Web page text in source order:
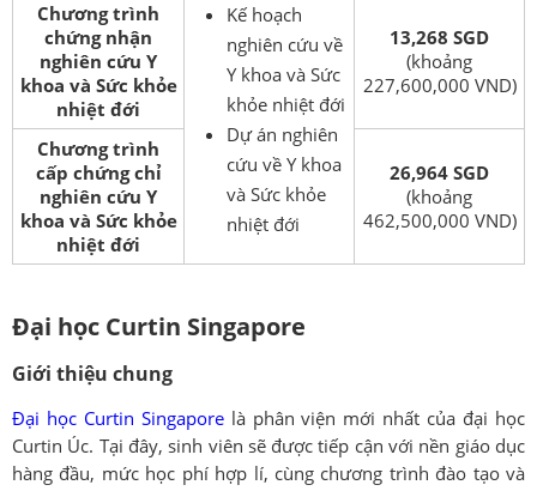
Chương trình
chứng nhận
nghiên cứu Y
khoa và Sức khỏe
nhiệt đới
Kế hoạch
nghiên cứu về
Y khoa và Sức
khỏe nhiệt đới
Dự án nghiên
cứu về Y khoa
và Sức khỏe
nhiệt đới
13,268 SGD
(khoảng
227,600,000 VND)
Chương trình
cấp chứng chỉ
nghiên cứu Y
khoa và Sức khỏe
nhiệt đới
26,964 SGD
(khoảng
462,500,000 VND)
Đại học Curtin Singapore
Giới thiệu chung
Đại học Curtin Singaporelà phân viện mới nhất của đại học
Curtin Úc. Tại đây, sinh viên sẽ được tiếp cận với nền giáo dục
hàng đầu, mức học phí hợp lí, cùng chương trình đào tạo và